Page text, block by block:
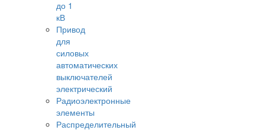
до 1
кВ
Привод
для
силовых
автоматических
выключателей
электрический
Радиоэлектронные
элементы
Распределительный